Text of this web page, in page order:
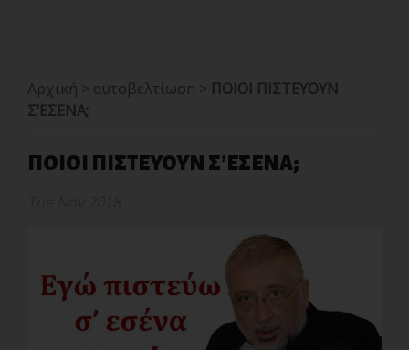
Αρχική > αυτοβελτίωση > ΠΟΙΟΙ ΠΙΣΤΕΥΟΥΝ
Σ’ΕΣΕΝΑ;
ΠΟΙΟΙ ΠΙΣΤΕΥΟΥΝ Σ’ΕΣΕΝΑ;